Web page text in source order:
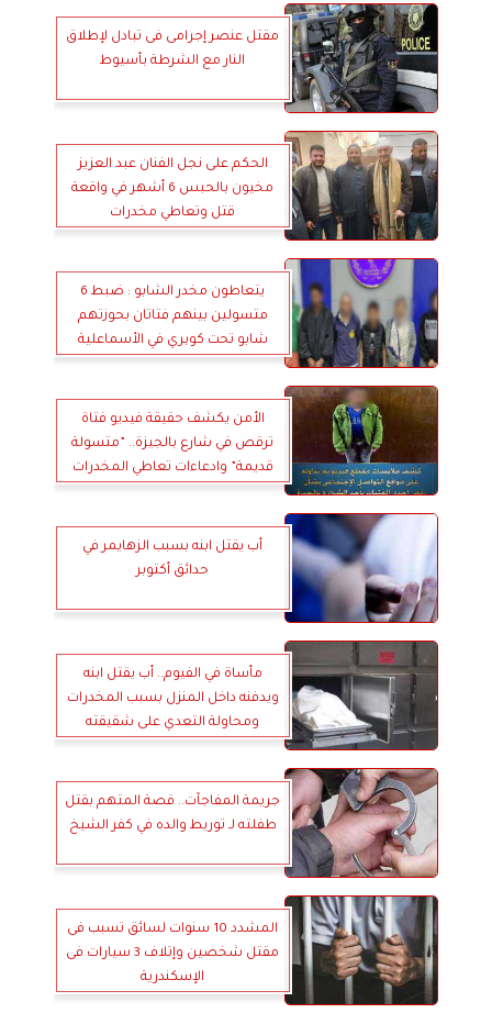
مقتل عنصر إجرامى فى تبادل لإطلاق
النار مع الشرطة بأسيوط
الحكم على نجل الفنان عبد العزيز
مخيون بالحبس 6 أشهر في واقعة
قتل وتعاطي مخدرات
يتعاطون مخدر الشابو : ضبط 6
متسولين بينهم فتاتان بحوزتهم
شابو تحت كوبري في الأسماعلية
الأمن يكشف حقيقة فيديو فتاة
ترقص في شارع بالجيزة.. ”متسولة
قديمة” وادعاءات تعاطي المخدرات
أب يقتل ابنه بسبب الزهايمر في
حدائق أكتوبر
مأساة في الفيوم.. أب يقتل ابنه
ويدفنه داخل المنزل بسبب المخدرات
ومحاولة التعدي على شقيقته
جريمة المفاجآت.. قصة المتهم بقتل
طفلته لـ توريط والده في كفر الشيخ
المشدد 10 سنوات لسائق تسبب فى
مقتل شخصين وإتلاف 3 سيارات فى
الإسكندرية